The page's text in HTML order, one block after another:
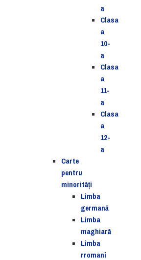
a
Clasa
a
10-
a
Clasa
a
11-
a
Clasa
a
12-
a
Carte
pentru
minorităţi
Limba
germană
Limba
maghiară
Limba
rromani